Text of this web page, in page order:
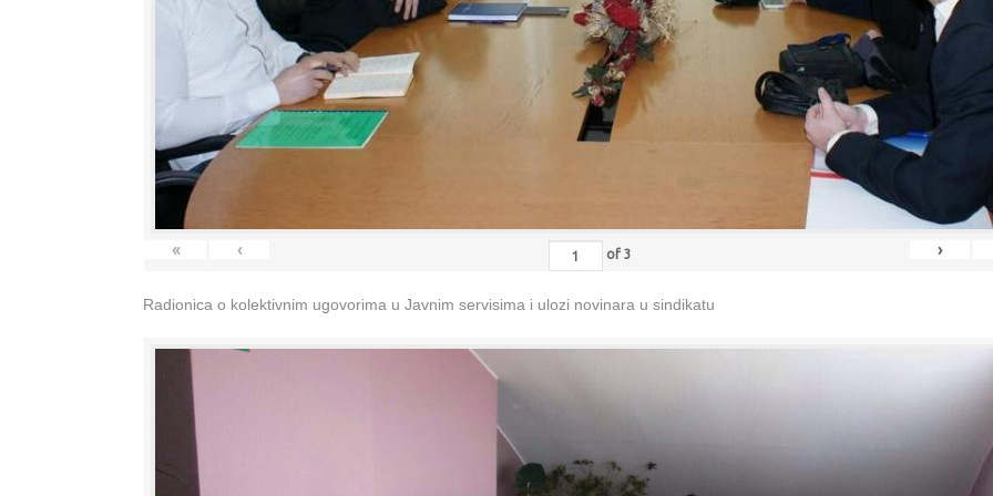
« ‹ of 3 ›
Radionica o kolektivnim ugovorima u Javnim servisima i ulozi novinara u sindikatu